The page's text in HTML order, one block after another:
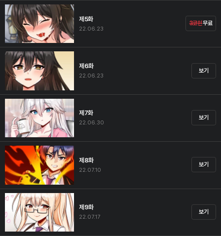
제5화
22.06.23
3코인무료
제6화
22.06.23
보기
제7화
22.06.30
보기
제8화
22.07.10
보기
제9화
22.07.17
보기